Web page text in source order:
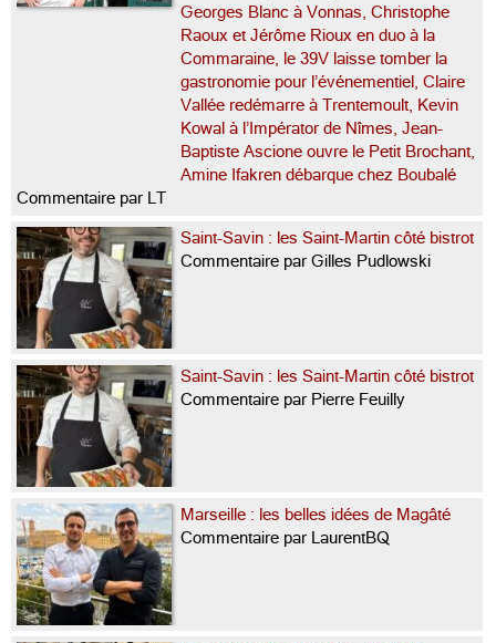
Georges Blanc à Vonnas, Christophe
Raoux et Jérôme Rioux en duo à la
Commaraine, le 39V laisse tomber la
gastronomie pour l’événementiel, Claire
Vallée redémarre à Trentemoult, Kevin
Kowal à l’Impérator de Nîmes, Jean-
Baptiste Ascione ouvre le Petit Brochant,
Amine Ifakren débarque chez Boubalé
Commentaire par LT
Saint-Savin : les Saint-Martin côté bistrot
Commentaire par Gilles Pudlowski
Saint-Savin : les Saint-Martin côté bistrot
Commentaire par Pierre Feuilly
Marseille : les belles idées de Magâté
Commentaire par LaurentBQ